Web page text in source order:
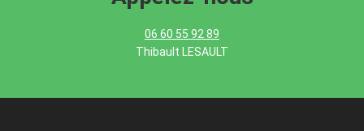
06 60 55 92 89
Thibault LESAULT